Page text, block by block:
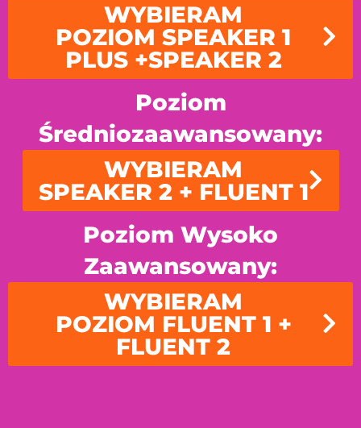
WYBIERAM
POZIOM SPEAKER 1
PLUS +SPEAKER 2
Poziom
Średniozaawansowany:
WYBIERAM
SPEAKER 2 + FLUENT 1
Poziom Wysoko
Zaawansowany:
WYBIERAM
POZIOM FLUENT 1 +
FLUENT 2